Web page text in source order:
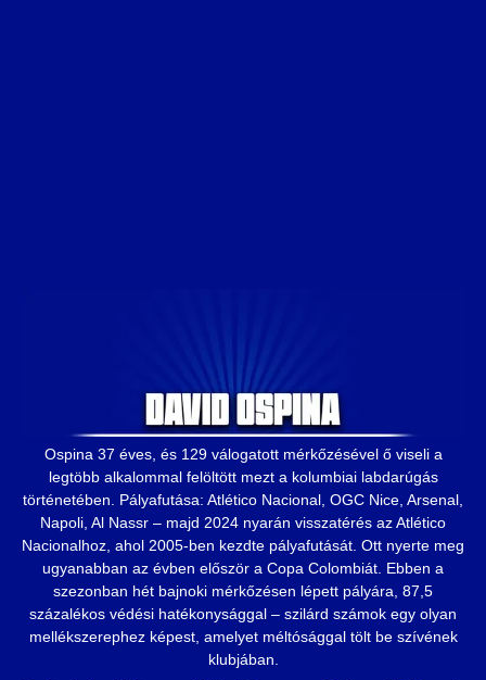
Ospina 37 éves, és 129 válogatott mérkőzésével ő viseli a
legtöbb alkalommal felöltött mezt a kolumbiai labdarúgás
történetében. Pályafutása: Atlético Nacional, OGC Nice, Arsenal,
Napoli, Al Nassr – majd 2024 nyarán visszatérés az Atlético
Nacionalhoz, ahol 2005-ben kezdte pályafutását. Ott nyerte meg
ugyanabban az évben először a Copa Colombiát. Ebben a
szezonban hét bajnoki mérkőzésen lépett pályára, 87,5
százalékos védési hatékonysággal – szilárd számok egy olyan
mellékszerephez képest, amelyet méltósággal tölt be szívének
klubjában.